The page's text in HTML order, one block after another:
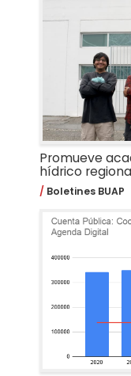
Promueve
hídrico
Boletines BUAP